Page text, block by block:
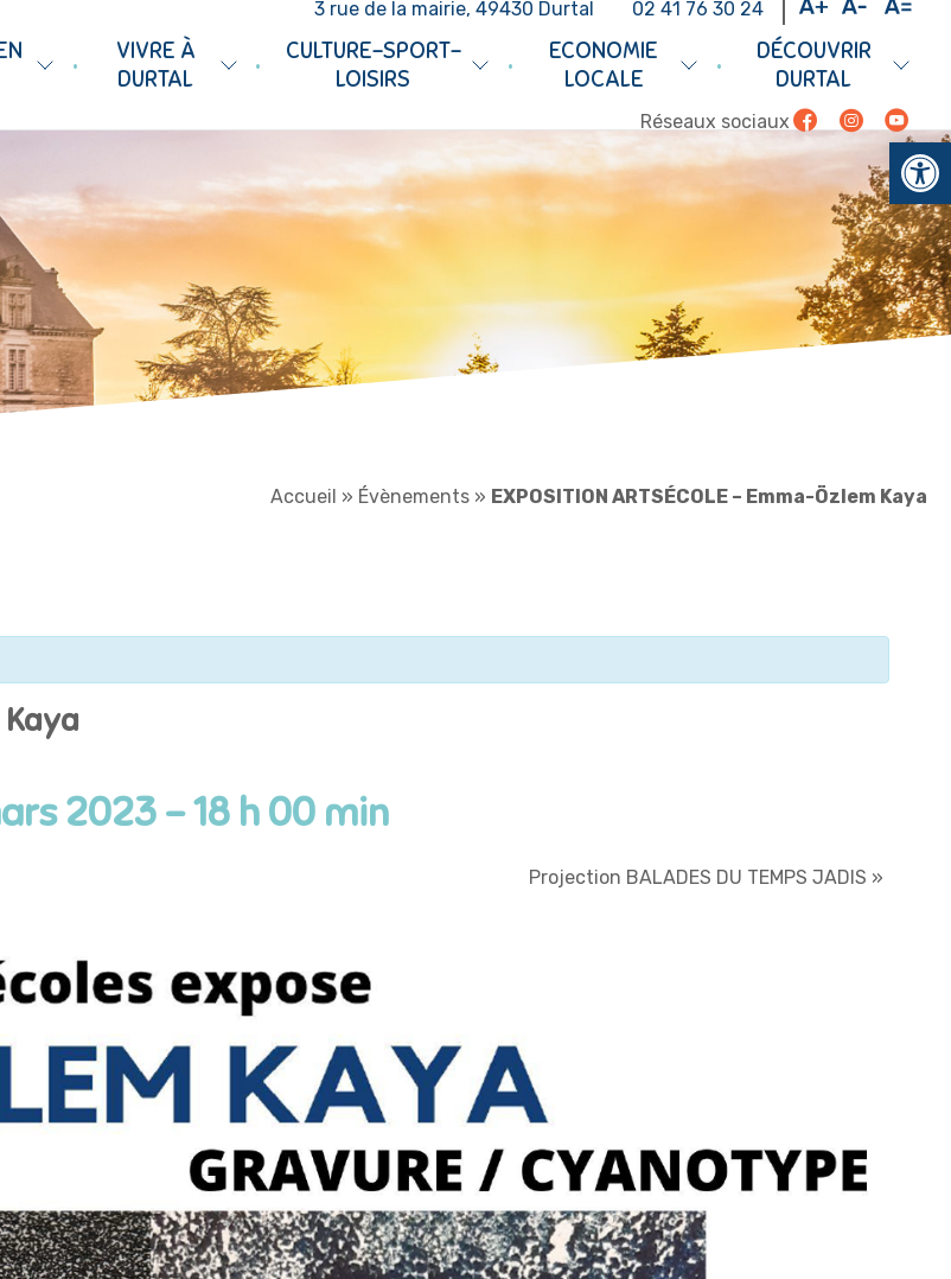
3 rue de la mairie, 49430 Durtal 02 41 76 30 24
•
VIVRE À
DURTAL
•
CULTURE-SPORT-
LOISIRS
•
ECONOMIE
LOCALE
•
DÉCOUVRIR
DURTAL
Réseaux sociaux FacebookInstagram
Accueil » Évènements » EXPOSITION ARTSÉCOLE – Emma-Özlem Kaya
Kaya
2023 - 18 h 00 min
Projection BALADES DU TEMPS JADIS »